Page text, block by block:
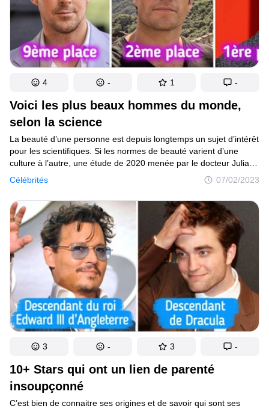
Voici les plus beaux hommes du monde,
selon la science
Célébrités 07/02/2023
La beauté d’une personne est depuis longtemps un sujet d’intérêt
pour les scientifiques. Si les normes de beauté varient d’une
culture à l’autre, une étude de 2020 menée par le docteur Julian
De Silva, un chirurgien plasticien, a identifié des attributs
physiques spécifiques généralement considérés comme
attrayants chez les hommes. À l’aide du nombre d’or,
le Dr De Silva a évalué les traits du visage de célébrités
masculines afin de déterminer leur perfection esthétique globale.
Alors, qui sont les hommes qui sont les plus beaux du monde ?
4 - 1 -
10+ Stars qui ont un lien de parenté
insoupçonné
C’est bien de connaitre ses origines et de savoir qui sont ses
3 - 3 -